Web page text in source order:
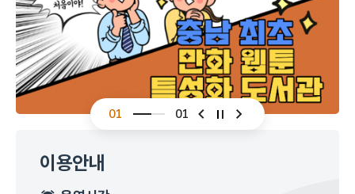
01 01
슬라이드 이전슬라이드 다음
이용안내